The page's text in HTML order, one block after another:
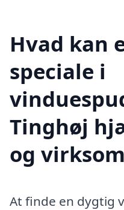
Hvad kan
speciale i
Tinghøj
og
At finde en dygtig